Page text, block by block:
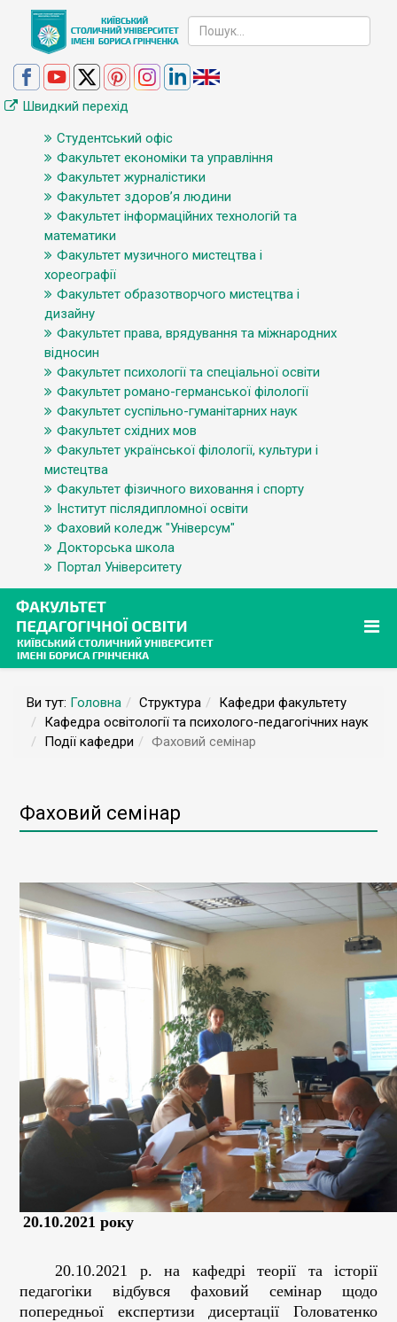
Швидкий перехід
Студентський офіс
Факультет економіки та управління
Факультет журналістики
Факультет здоров’я людини
Факультет інформаційних технологій та
математики
Факультет музичного мистецтва і
хореографії
Факультет образотворчого мистецтва і
дизайну
Факультет права, врядування та міжнародних
відносин
Факультет психології та спеціальної освіти
Факультет романо-германської філології
Факультет суспільно-гуманітарних наук
Факультет східних мов
Факультет української філології, культури і
мистецтва
Факультет фізичного виховання і спорту
Інститут післядипломної освіти
Фаховий коледж "Універсум"
Докторська школа
Портал Університету
Ви тут: Головна Структура
Кафедри факультету
Кафедра освітології та психолого-педагогічних наук
Події кафедри
Фаховий семінар
Фаховий семінар
20.10.2021 року
20.10.2021 р. на кафедрі теорії та історії
педагогіки відбувся фаховий семінар щодо
попередньої експертизи дисертації Головатенко